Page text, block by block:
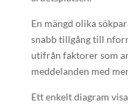
En mängd olika
snabb tillgång till
utifrån faktorer som
meddelanden med
Ett enkelt diagram